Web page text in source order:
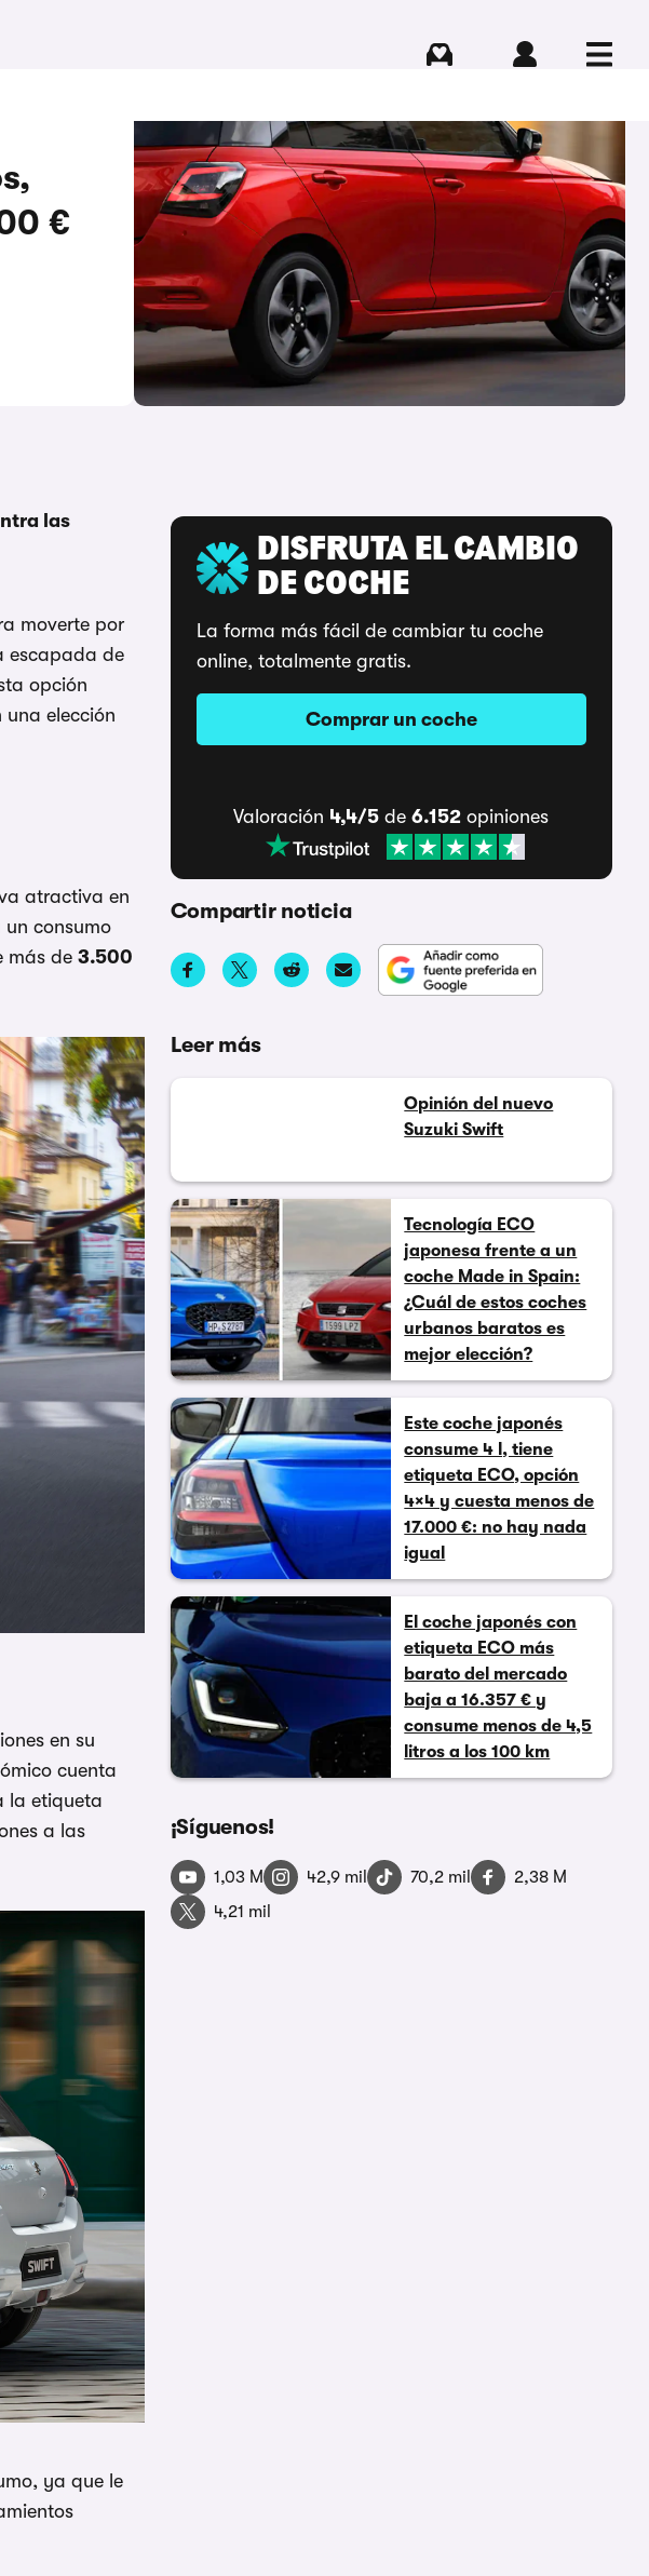
€
las
moverte por
escapada de
opción
elección
atractiva en
consumo
más de 3.500
en su
cuenta
la etiqueta
a las
ya que le
DISFRUTA EL CAMBIO
DE COCHE
La forma más fácil de cambiar tu coche
online, totalmente gratis.
Comprar un coche
Valoración 4,4/5 de6.152 opiniones
Compartir noticia
Leer más
Opinión del nuevo
Suzuki Swift
Tecnología ECO
japonesa frente a un
coche Made in Spain:
¿Cuál de estos coches
urbanos baratos es
mejor elección?
Este coche japonés
consume 4 l, tiene
etiqueta ECO, opción
4×4 y cuesta menos de
17.000 €: no hay nada
igual
El coche japonés con
etiqueta ECO más
barato del mercado
baja a 16.357 € y
consume menos de 4,5
litros a los 100 km
¡Síguenos!
1,03 M 42,9 mil 70,2 mil
2,38 M
4,21 mil